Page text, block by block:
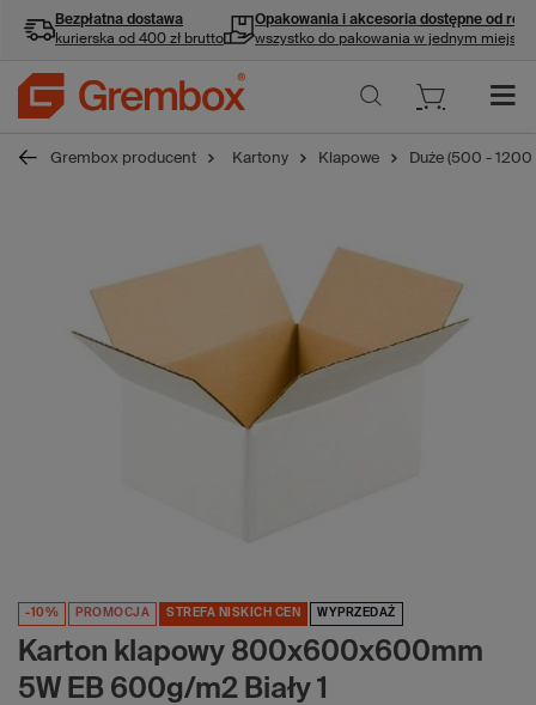
Bezpłatna dostawa
kurierska od 400 zł brutto
Opakowania i akcesoria dostępne od ręki
wszystko do pakowania w jednym miejscu
Grembox producent Kartony Klapowe Duże (500 -
-10% PROMOCJA STREFA NISKICH CEN WYPRZEDAŻ
Karton klapowy 800x600x600mm
5W EB 600g/m2 Biały 1